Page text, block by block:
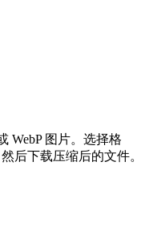
WebP 图片。选择格
后下载压缩后的文件。